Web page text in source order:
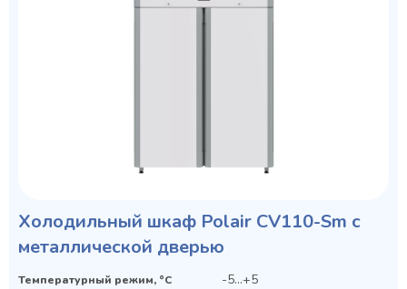
Холодильный шкаф Polair CV110-Sm с
металлической дверью
Температурный режим, °C -5…+5